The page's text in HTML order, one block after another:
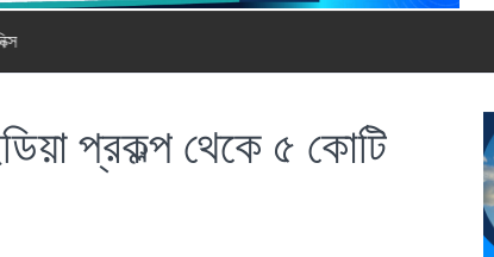
আসছে রিয়েলমি
প্রকল্প থেকে ৫ কোটি